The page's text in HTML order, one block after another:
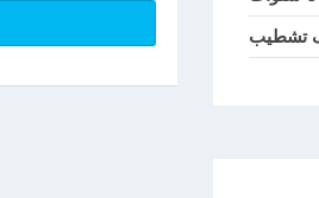
تشطيب